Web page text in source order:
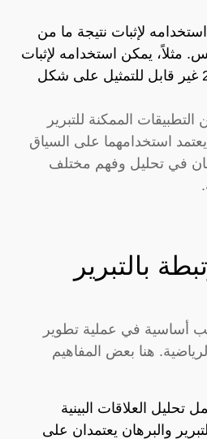
لإثبات نتيجة ما من
يمكن استخدامه لإثبات
أن الجذر التربيعي للعدد 2 غير قابل للتمثيل على شكل
الممكنة للتبرير
استخدامهما على السياق
في تحليل وفهم مختلف
بالتبرير
أساسية في عملية تطوير
هنا بعض المفاهيم
تحليل العلاقات البينية
والبرهان يعتمدان على